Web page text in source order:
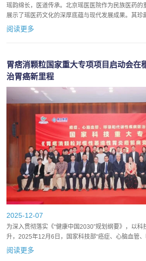
瑶韵绵长，医道传承。北京瑶医医院作为民族医药的
展示了瑶医药文化的深厚底蕴与现代发展成果。其珍
本及诊疗器具，生动体现了民族医药在服务人民健康
阅读更多
胃痞消颗粒国家重大专项项目启动会在
治胃癌新里程
2025-12-07
为深入贯彻落实《“健康中国2030”规划纲要》，以
升，2025年12月6日，国家科技部“癌症、心脑血管
究”重大专项《胃痞消颗粒对慢性萎缩性胃炎癌前病变...
阅读更多